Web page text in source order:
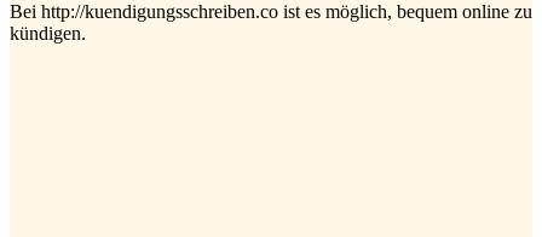
Bei http://kuendigungsschreiben.co ist es möglich, bequem online zu
kündigen.